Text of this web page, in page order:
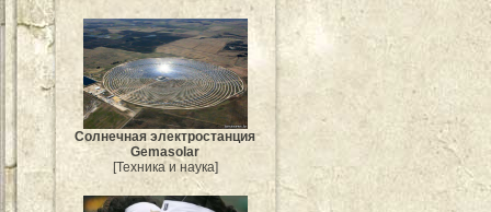
Солнечная электростанция
Gemasolar
[Техника и наука]